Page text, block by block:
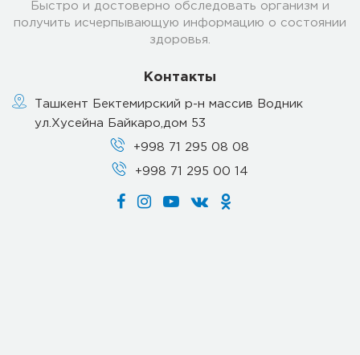
Быстро и достоверно обследовать организм и
получить исчерпывающую информацию о состоянии
здоровья.
Контакты
Ташкент Бектемирский р-н массив Водник
ул.Хусейна Байкаро,дом 53
+998 71 295 08 08
+998 71 295 00 14